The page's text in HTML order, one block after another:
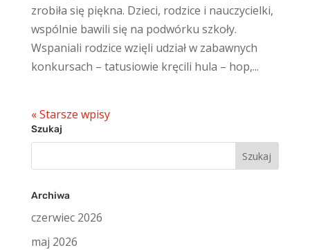
zrobiła się piękna. Dzieci, rodzice i nauczycielki,
wspólnie bawili się na podwórku szkoły.
Wspaniali rodzice wzięli udział w zabawnych
konkursach – tatusiowie kręcili hula – hop,...
« Starsze wpisy
Szukaj
Szukaj:
Archiwa
czerwiec 2026
maj 2026